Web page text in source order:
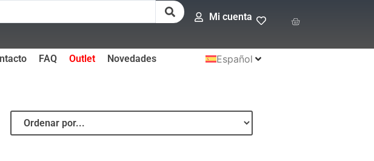
Mi cuenta
FAQ Outlet Novedades Español